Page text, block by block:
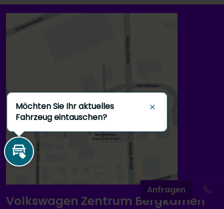
Anfragen
Volkswagen Zentrum Bergkamen
Inzahlungnahme
Möchten Sie Ihr aktuelles
Fahrzeug eintauschen?
Schließen